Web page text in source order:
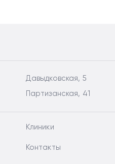
Давыдковская, 5
Партизанская, 41
Клиники
Контакты